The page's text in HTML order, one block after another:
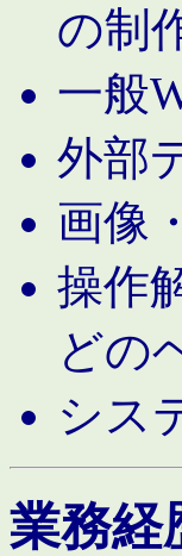
の制
一般
外部
画像
操作
どの
シス
業務経